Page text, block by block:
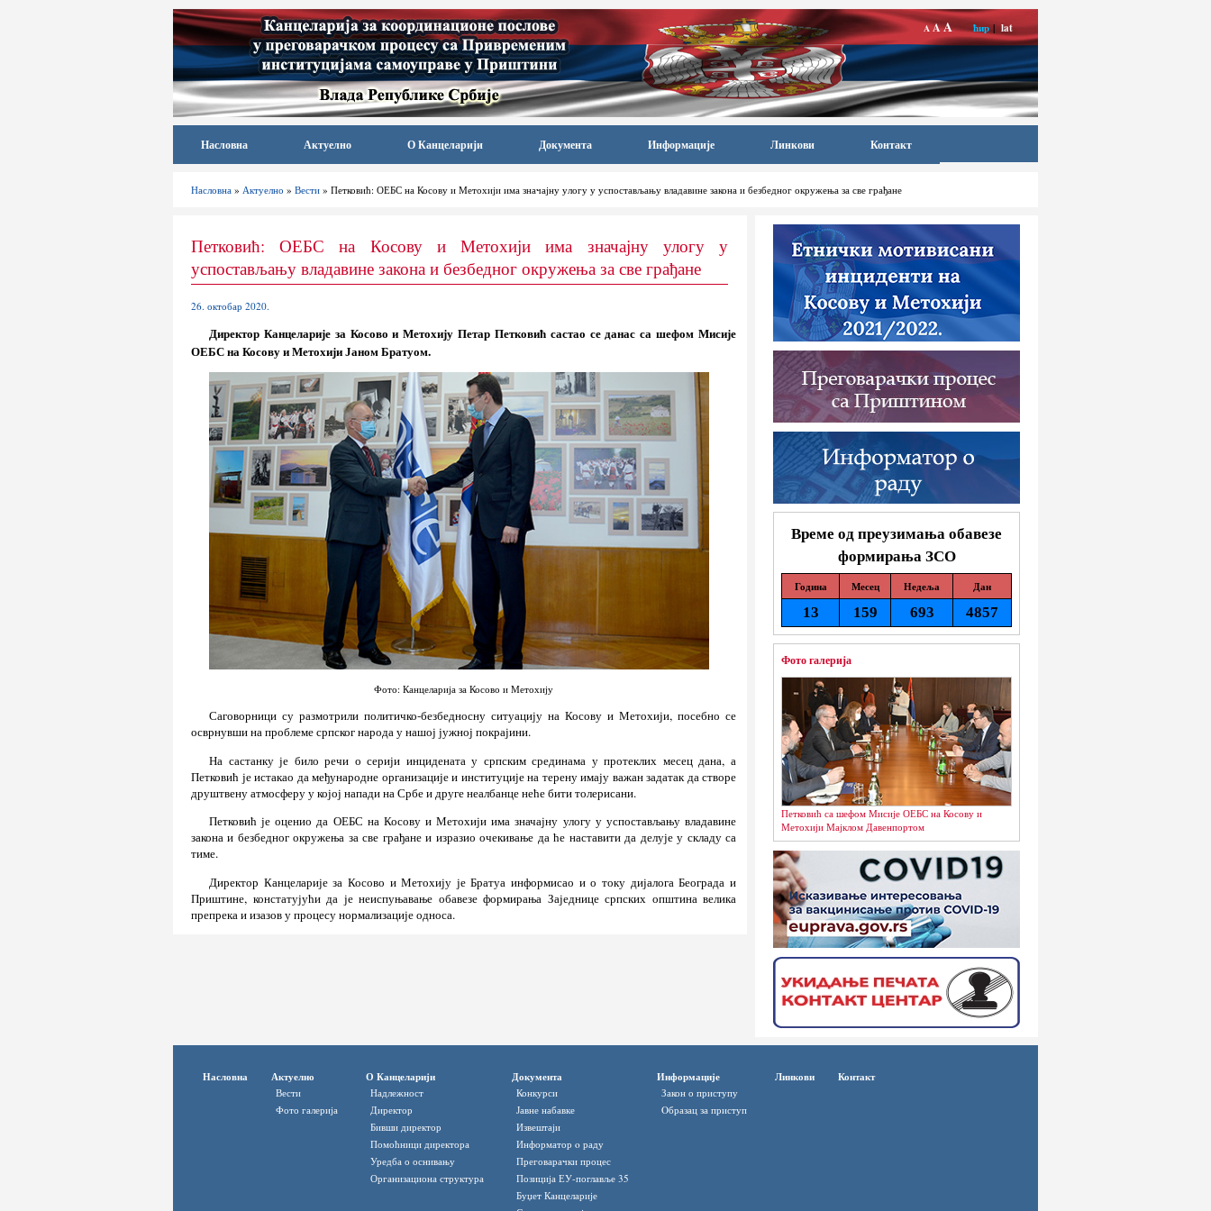
A AA ћир|lat
Насловна Актуелно О Канцеларији Документа Информације Линкови Контакт
Насловна » Актуелно » Вести » Петковић: ОЕБС на Косову и Метохији има значајну улогу у успостављању владавине закона и безбедног окружења за све грађане
Време од преузимања обавезе
формирања ЗСО
Година Месец Недеља Дан
13 159 693 4857
Фото галерија
Петковић са шефом Мисије ОЕБС на Косову и
Метохији Мајклом Давенпортом
Петковић: ОЕБС на Косову и Метохији има значајну улогу у
успостављању владавине закона и безбедног окружења за све грађане
26. октобар 2020.
Директор Канцеларије за Косово и Метохију Петар Петковић састао се данас са шефом Мисије
ОЕБС на Косову и Метохији Јаном Братуом.
Фото: Канцеларија за Косово и Метохију
Саговорници су размотрили политичко-безбедносну ситуацију на Косову и Метохији, посебно се
осврнувши на проблеме српског народа у нашој јужној покрајини.
На састанку је било речи о серији инцидената у српским срединама у протеклих месец дана, а
Петковић је истакао да међународне организације и институције на терену имају важан задатак да створе
друштвену атмосферу у којој напади на Србе и друге неалбанце неће бити толерисани.
Петковић је оценио да ОЕБС на Косову и Метохији има значајну улогу у успостављању владавине
закона и безбедног окружења за све грађане и изразио очекивање да ће наставити да делује у складу са
тиме.
Директор Канцеларије за Косово и Метохију је Братуа информисао и о току дијалога Београда и
Приштине, констатујући да је неиспуњавање обавезе формирања Заједнице српских општина велика
препрека и изазов у процесу нормализације односа.
Насловна Актуелно
Вести
Фото галерија
О Канцеларији
Надлежност
Директор
Бивши директор
Помоћници директора
Уредба о оснивању
Организациона структура
Документа
Конкурси
Јавне набавке
Извештаји
Информатор o раду
Преговарачки процес
Позиција ЕУ-поглавље 35
Буџет Канцеларије
Информације
Закон о приступу
Oбразац за приступ
Линкови Контакт